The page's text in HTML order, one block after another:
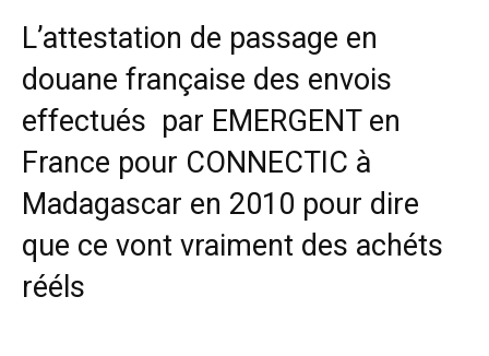
L’attestation de passage en
douane française des envois
effectués par EMERGENT en
France pour CONNECTIC à
Madagascar en 2010 pour dire
que ce vont vraiment des achéts
rééls